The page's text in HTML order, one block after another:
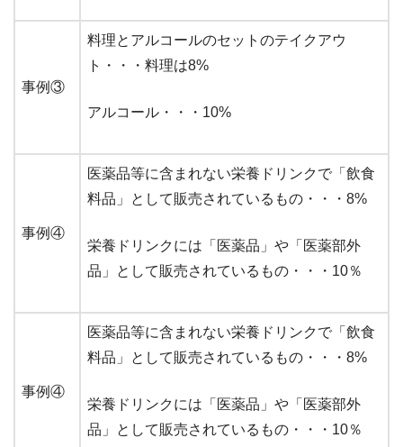
事例③
料理とアルコールのセットのテイクアウ
ト・・・料理は8%
アルコール・・・10%
事例④
医薬品等に含まれない栄養ドリンクで「飲食
料品」として販売されているもの・・・8%
栄養ドリンクには「医薬品」や「医薬部外
品」として販売されているもの・・・10％
事例④
医薬品等に含まれない栄養ドリンクで「飲食
料品」として販売されているもの・・・8%
栄養ドリンクには「医薬品」や「医薬部外
品」として販売されているもの・・・10％